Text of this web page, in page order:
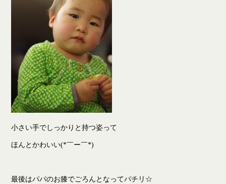
小さい手でしっかりと持つ姿って
ほんとかわいい(*￣ー￣*)
最後はパパのお膝でごろんとなってパチリ☆